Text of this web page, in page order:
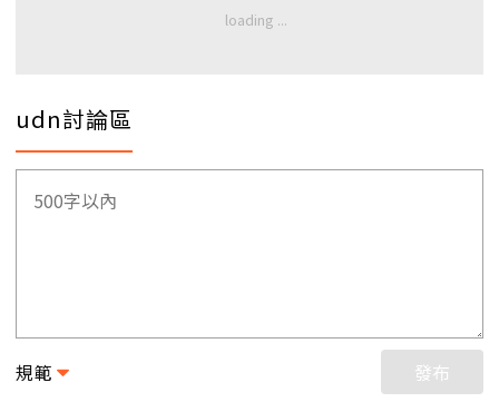
udn討論區
規範 發布